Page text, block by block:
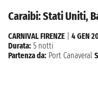
Caraibi: Stati Uniti,
CARNIVAL FIRENZE
4 GEN
Durata: 5 notti
Partenza da: Port Canaveral